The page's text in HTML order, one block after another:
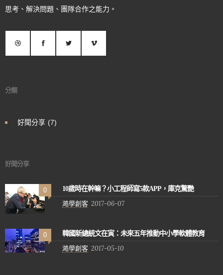
思考、解決問題、團隊合作之能力。
分類
好聞分享 (7)
好聞分享
0 10歲時在幹嘛？小工程師寫5款APP，庫克驚艷
澔學創客 2017-06-07
0 韓國新總統文在寅：未來五年推動中小學軟體教育
澔學創客 2017-05-10